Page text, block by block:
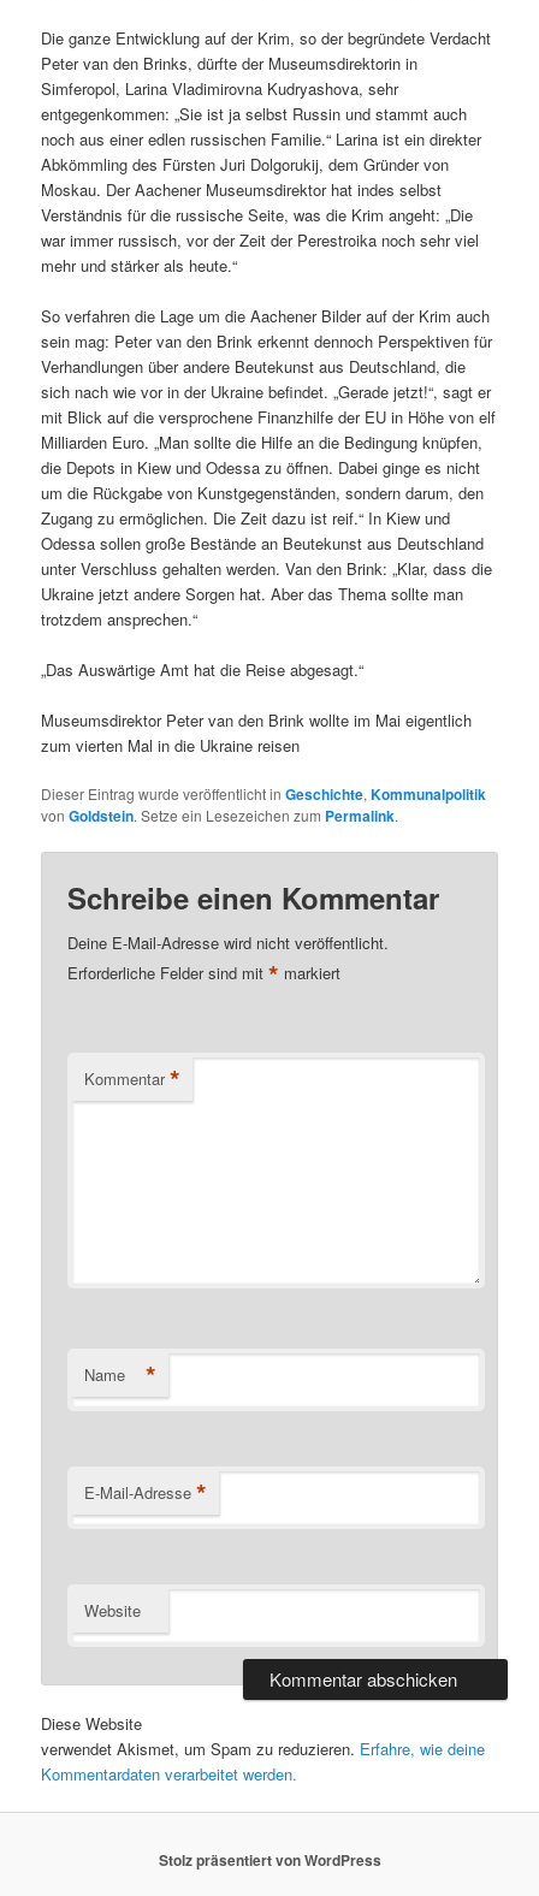
Die ganze Entwicklung auf der Krim, so der begründete Verdacht
Peter van den Brinks, dürfte der Museumsdirektorin in
Simferopol, Larina Vladimirovna Kudryashova, sehr
entgegenkommen: „Sie ist ja selbst Russin und stammt auch
noch aus einer edlen russischen Familie.“ Larina ist ein direkter
Abkömmling des Fürsten Juri Dolgorukij, dem Gründer von
Moskau. Der Aachener Museumsdirektor hat indes selbst
Verständnis für die russische Seite, was die Krim angeht: „Die
war immer russisch, vor der Zeit der Perestroika noch sehr viel
mehr und stärker als heute.“
So verfahren die Lage um die Aachener Bilder auf der Krim auch
sein mag: Peter van den Brink erkennt dennoch Perspektiven für
Verhandlungen über andere Beutekunst aus Deutschland, die
sich nach wie vor in der Ukraine befindet. „Gerade jetzt!“, sagt er
mit Blick auf die versprochene Finanzhilfe der EU in Höhe von elf
Milliarden Euro. „Man sollte die Hilfe an die Bedingung knüpfen,
die Depots in Kiew und Odessa zu öffnen. Dabei ginge es nicht
um die Rückgabe von Kunstgegenständen, sondern darum, den
Zugang zu ermöglichen. Die Zeit dazu ist reif.“ In Kiew und
Odessa sollen große Bestände an Beutekunst aus Deutschland
unter Verschluss gehalten werden. Van den Brink: „Klar, dass die
Ukraine jetzt andere Sorgen hat. Aber das Thema sollte man
trotzdem ansprechen.“
„Das Auswärtige Amt hat die Reise abgesagt.“
Museumsdirektor Peter van den Brink wollte im Mai eigentlich
zum vierten Mal in die Ukraine reisen
Dieser Eintrag wurde veröffentlicht inGeschichte,Kommunalpolitik
vonGoldstein. Setze ein Lesezeichen zum Permalink.
Schreibe einen Kommentar
Deine E-Mail-Adresse wird nicht veröffentlicht.
Erforderliche Felder sind mit* markiert
Kommentar *
Name *
E-Mail-Adresse *
Website
Diese Website
verwendet Akismet, um Spam zu reduzieren. Erfahre, wie deine
Kommentardaten verarbeitet werden.
Stolz präsentiert von WordPress